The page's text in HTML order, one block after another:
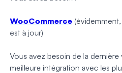
WooCommerce
est à jour)
Vous avez besoin de la
meilleure intégration avec les